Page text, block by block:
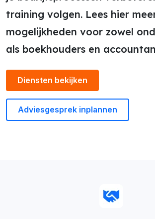
training volgen. Lees hier
mogelijkheden voor zowel
als boekhouders en
Diensten bekijken
Adviesgesprek inplannen